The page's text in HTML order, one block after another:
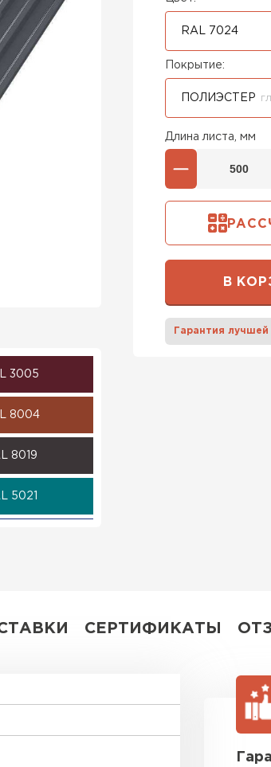
3005
8004
8019
5021
RAL 7024
Покрытие:
ПОЛИЭСТЕР
Длина листа, мм
В
Гарантия лучшей
СЕРТИФИКАТЫ